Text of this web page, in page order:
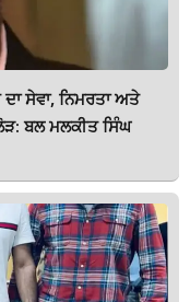
ਸੇਵਾ, ਨਿਮਰਤਾ ਅਤੇ
ਬਲ ਮਲਕੀਤ ਸਿੰਘ